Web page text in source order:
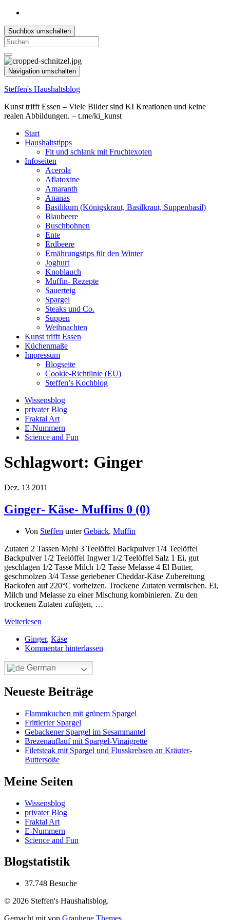
Suchbox umschalten
Search
for:
Navigation umschalten
Steffen's Haushaltsblog
Kunst trifft Essen – Viele Bilder sind KI Kreationen und keine
realen Abbildungen. – t.me/ki_kunst
Start
Haushaltstipps
Fit und schlank mit Fruchtexoten
Infoseiten
Acerola
Aflatoxine
Amaranth
Ananas
Basilikum (Königskraut, Basilkraut, Suppenbasil)
Blaubeere
Buschbohnen
Ente
Erdbeere
Ernährungstips für den Winter
Joghurt
Knoblauch
Muffin- Rezepte
Sauerteig
Spargel
Steaks und Co.
Suppen
Weihnachten
Kunst trifft Essen
Küchenmaße
Impressum
Blogseite
Cookie-Richtlinie (EU)
Steffen’s Kochblog
Wissensblog
privater Blog
Fraktal Art
E-Nummern
Science and Fun
Schlagwort: Ginger
Dez. 13 2011
Ginger- Käse- Muffins 0 (0)
Von Steffen unterGebäck, Muffin
Zutaten 2 Tassen Mehl 3 Teelöffel Backpulver 1/4 Teelöffel
Backpulver 1/2 Teelöffel Ingwer 1/2 Teelöffel Salz 1 Ei, gut
geschlagen 1/2 Tasse Milch 1/2 Tasse Melasse 4 El Butter,
geschmolzen 3/4 Tasse geriebener Cheddar-Käse Zubereitung
Backofen auf 220°C vorheizen. Trockene Zutaten vermischen. Ei,
Milch und Melasse zu einer Mischung kombinieren. Zu den
trockenen Zutaten zufügen, …
Weiterlesen
Ginger, Käse
Kommentar hinterlassen
German
Neueste Beiträge
Flammkuchen mit grünem Spargel
Frittierter Spargel
Gebackener Spargel im Sesammantel
Brezenauflauf mit Spargel-Vinaigrette
Filetsteak mit Spargel und Flusskrebsen an Kräuter-
Buttersoße
Meine Seiten
Wissensblog
privater Blog
Fraktal Art
E-Nummern
Science and Fun
Blogstatistik
37.748 Besuche
© 2026 Steffen's Haushaltsblog.